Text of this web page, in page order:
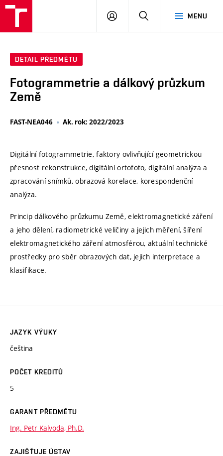
MENU
PŘIHLÁSIT
DETAIL PŘEDMĚTU
Fotogrammetrie a dálkový průzkum
Země
FAST-NEA046 Ak. rok: 2022/2023
Digitální fotogrammetrie, faktory ovlivňující geometrickou
přesnost rekonstrukce, digitální ortofoto, digitální analýza a
zpracování snímků, obrazová korelace, korespondenční
analýza.
Princip dálkového průzkumu Země, elektromagnetické záření
a jeho dělení, radiometrické veličiny a jejich měření, šíření
elektromagnetického záření atmosférou, aktuální technické
prostředky pro sběr obrazových dat, jejich interpretace a
klasifikace.
JAZYK VÝUKY
čeština
POČET KREDITŮ
5
GARANT PŘEDMĚTU
Ing. Petr Kalvoda, Ph.D.
ZAJIŠŤUJE ÚSTAV